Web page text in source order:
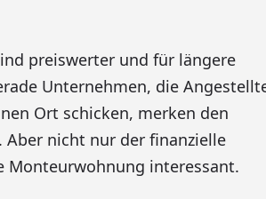
preiswerter und für längere
Unternehmen, die
Ort schicken, merken den
nicht nur der finanzielle
Monteurwohnung interessant.